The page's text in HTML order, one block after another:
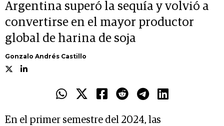
Argentina superó la sequía y volvió a
convertirse en el mayor productor
global de harina de soja
Gonzalo Andrés Castillo
En el primer semestre del 2024, las